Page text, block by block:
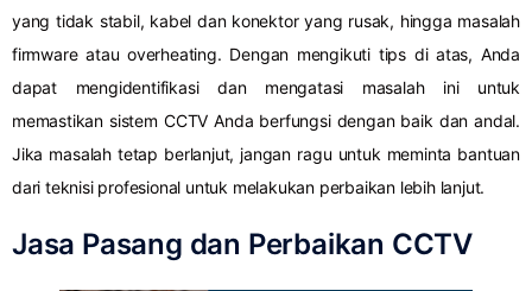
yang tidak stabil, kabel dan konektor yang rusak, hingga masalah
firmware atau overheating. Dengan mengikuti tips di atas, Anda
dapat mengidentifikasi dan mengatasi masalah ini untuk
memastikan sistem CCTV Anda berfungsi dengan baik dan andal.
Jika masalah tetap berlanjut, jangan ragu untuk meminta bantuan
dari teknisi profesional untuk melakukan perbaikan lebih lanjut.
Jasa Pasang dan Perbaikan CCTV